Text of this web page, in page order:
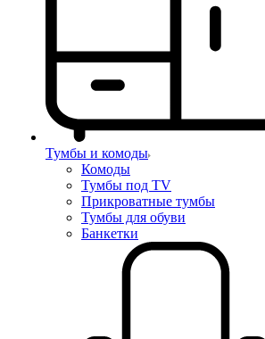
Тумбы и комоды
Комоды
Тумбы под TV
Прикроватные тумбы
Тумбы для обуви
Банкетки